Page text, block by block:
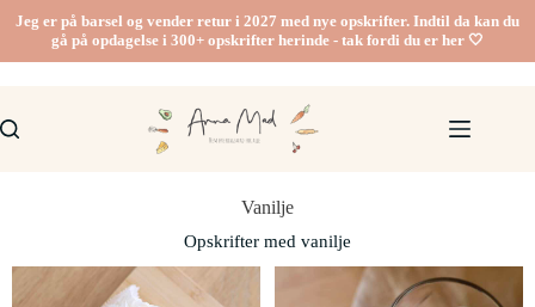
Jeg er på barsel og vender retur i 2027 med nye opskrifter. Indtil da kan du
gå på opdagelse i 300+ opskrifter herinde - tak fordi du er her 🤍
Vanilje
Opskrifter med vanilje